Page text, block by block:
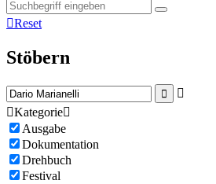
Reset
Stöbern


Kategorie
Ausgabe
Dokumentation
Drehbuch
Festival